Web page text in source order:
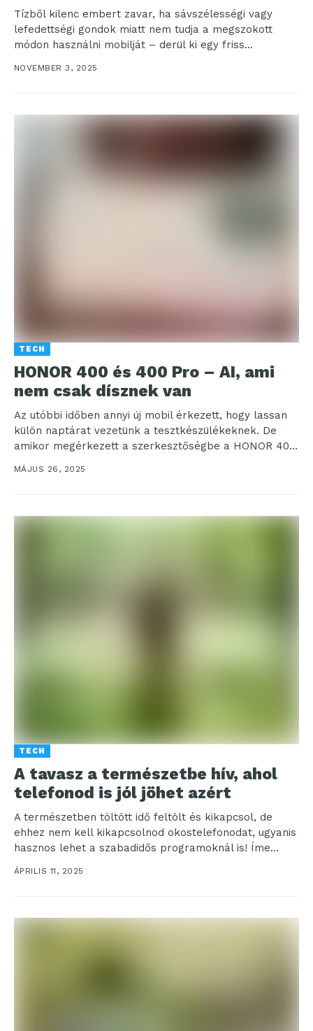
Tízből kilenc embert zavar, ha sávszélességi vagy
lefedettségi gondok miatt nem tudja a megszokott
módon használni mobilját – derül ki egy friss
NOVEMBER 3, 2025
TECH
HONOR 400 és 400 Pro – AI, ami
nem csak dísznek van
Az utóbbi időben annyi új mobil érkezett, hogy lassan
külön naptárat vezetünk a tesztkészülékeknek. De
amikor megérkezett a szerkesztőségbe a HONOR 400
és...
MÁJUS 26, 2025
TECH
A tavasz a természetbe hív, ahol
telefonod is jól jöhet azért
A természetben töltött idő feltölt és kikapcsol, de
ehhez nem kell kikapcsolnod okostelefonodat, ugyanis
hasznos lehet a szabadidős programoknál is! Íme
ÁPRILIS 11, 2025